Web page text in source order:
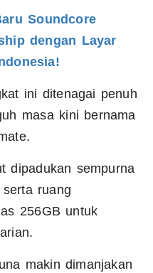
Soundcore
dengan Layar
ini ditenagai penuh
masa kini bernama
dipadukan sempurna
ruang
256GB untuk
makin dimanjakan